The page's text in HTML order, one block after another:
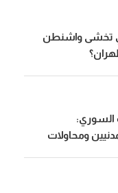
تخشى واشنطن
السوري:
ومحاولات